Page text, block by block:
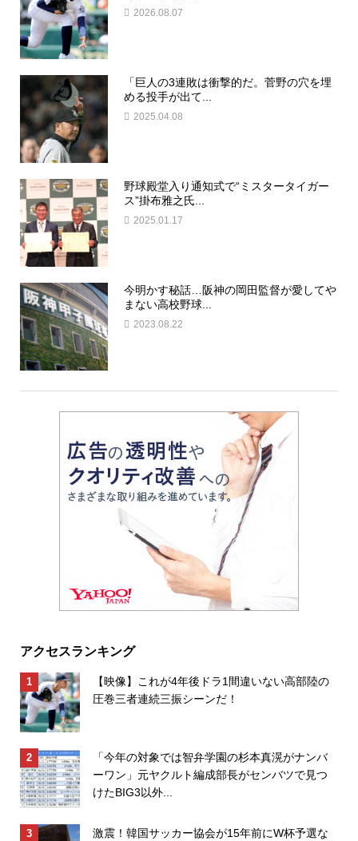
2026.08.07
「巨人の3連敗は衝撃的だ。菅野の穴を埋
める投手が出て...
2025.04.08
野球殿堂入り通知式で“ミスタータイガー
ス”掛布雅之氏...
2025.01.17
今明かす秘話…阪神の岡田監督が愛してや
まない高校野球...
2023.08.22
アクセスランキング
【映像】これが4年後ドラ1間違いない高部陸の
圧巻三者連続三振シーンだ！
「今年の対象では智弁学園の杉本真滉がナンバ
ーワン」元ヤクルト編成部長がセンバツで見つ
けたBIG3以外...
激震！韓国サッカー協会が15年前にW杯予選な